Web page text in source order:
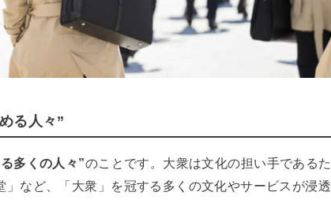
る人々”
多くの人々”のことです。大衆は文化の担い手であるた
など、「大衆」を冠する多くの文化やサービスが浸透